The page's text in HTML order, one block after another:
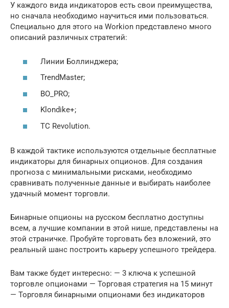
У каждого вида индикаторов есть свои преимущества,
но сначала необходимо научиться ими пользоваться.
Специально для этого на Workion представлено много
описаний различных стратегий:
Линии Боллинджера;
TrendMaster;
BO_PRO;
Klondike+;
ТС Revolution.
В каждой тактике используются отдельные бесплатные
индикаторы для бинарных опционов. Для создания
прогноза с минимальными рисками, необходимо
сравнивать полученные данные и выбирать наиболее
удачный момент торговли.
Бинарные опционы на русском бесплатно доступны
всем, а лучшие компании в этой нише, представлены на
этой страничке. Пробуйте торговать без вложений, это
реальный шанс построить карьеру успешного трейдера.
Вам также будет интересно: — 3 ключа к успешной
торговле опционами — Торговая стратегия на 15 минут
— Торговля бинарными опционами без индикаторов